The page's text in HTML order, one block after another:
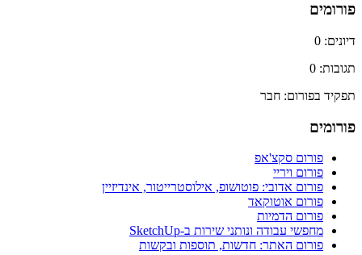
0
0
בפורום: חבר
פורום סקצ'אפ
פורום ויריי
פורום אדובי: פוטושופ, אילוסטרייטור, אינדיזיין
פורום אוטוקאד
פורום הדמיות
מחפשי עבודה ונותני שירות ב-SketchUp
פורום האתר: חדשות, תוספות ובקשות